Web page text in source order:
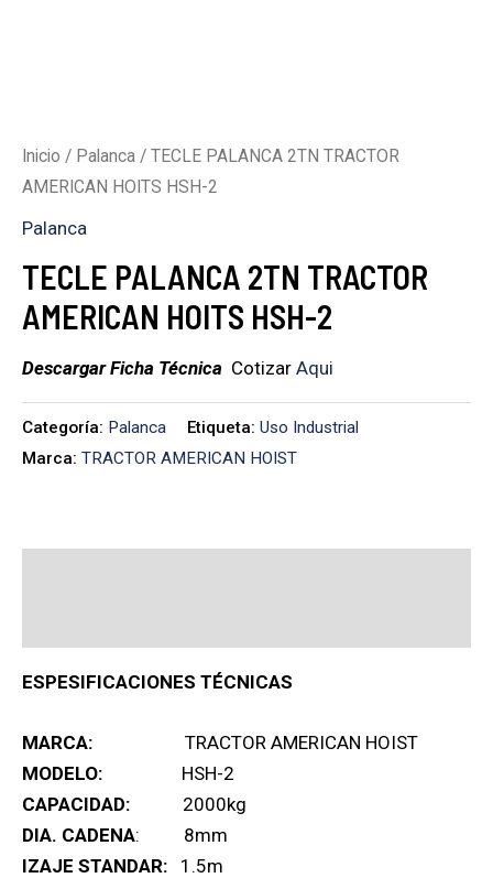
Inicio / Palanca / TECLE PALANCA 2TN TRACTOR
AMERICAN HOITS HSH-2
Palanca
TECLE PALANCA 2TN TRACTOR
AMERICAN HOITS HSH-2
Descargar Ficha Técnica Cotizar Aqui
Categoría: Palanca Etiqueta: Uso Industrial
Marca: TRACTOR AMERICAN HOIST
ESPESIFICACIONES TÉCNICAS
MARCA: TRACTOR AMERICAN HOIST
MODELO: HSH-2
CAPACIDAD: 2000kg
DIA. CADENA: 8mm
IZAJE STANDAR: 1.5m